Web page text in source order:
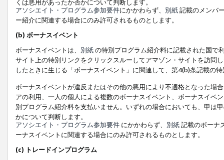
くは悪用があったか否かについて判断します。
アソシエイト・プログラム参加要件にかかわらず、 別紙記載のメンバ
ー紹介に関連する場合にのみ許可されるものとします。
(b) ボーナスイベント
ボーナスイベントは、 別紙の特別プログラム紹介料に記載された国で
サイト上の特別リンクをクリックスルーしてアマゾン・サイトを訪問
したときに生じる「ボーナスイベント」に関連して、第4(b)条記載の
ボーナスイベントが違反またはその他の悪用により不適格となった場
アの利用、一人の個人による複数のボーナスイベント、ボーナスイベ
別プログラム紹介料を支払いません。いずれの場合においても、甲は
かについて判断します。
アソシエイト・プログラム参加要件 にかかわらず、 別紙記載のボーナ
ーナスイベントに関連する場合にのみ許可されるものとします。
(c) トレードインプログラム